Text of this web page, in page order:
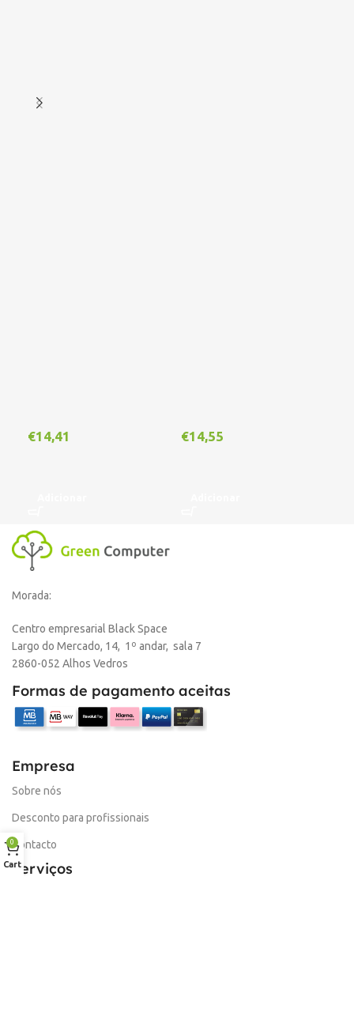
€14,41 €14,55
Morada:
Centro empresarial Black Space
Largo do Mercado, 14, 1º andar, sala 7
2860-052 Alhos Vedros
Formas de pagamento aceitas
Empresa
Sobre nós
Desconto para profissionais
Contacto
Serviços
0
Cart